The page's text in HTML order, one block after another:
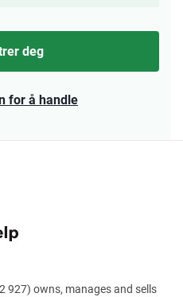
deg
for å handle
927) owns, manages and sells